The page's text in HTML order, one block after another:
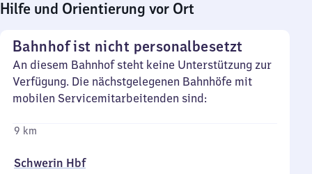
Hilfe und Orientierung vor Ort
Bahnhof ist nicht personalbesetzt
An diesem Bahnhof steht keine Unterstützung zur
Verfügung. Die nächstgelegenen Bahnhöfe mit
mobilen Servicemitarbeitenden sind:
9 km
Schwerin Hbf